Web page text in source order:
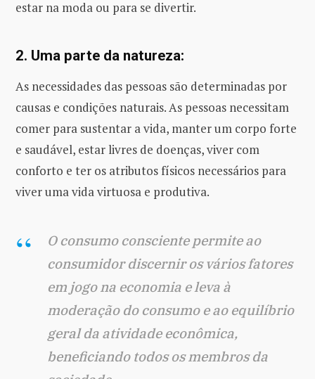
estar na moda ou para se divertir.
2. Uma parte da natureza:
As necessidades das pessoas são determinadas por
causas e condições naturais. As pessoas necessitam
comer para sustentar a vida, manter um corpo forte
e saudável, estar livres de doenças, viver com
conforto e ter os atributos físicos necessários para
viver uma vida virtuosa e produtiva.
O consumo consciente permite ao
consumidor discernir os vários fatores
em jogo na economia e leva à
moderação do consumo e ao equilíbrio
geral da atividade econômica,
beneficiando todos os membros da